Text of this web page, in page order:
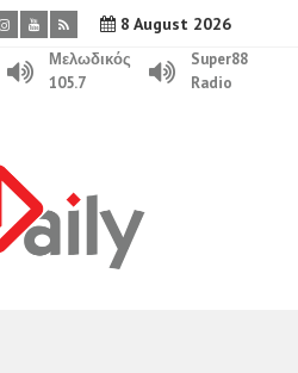
8 August 2026
Μελωδικός
105.7
Super88
Radio